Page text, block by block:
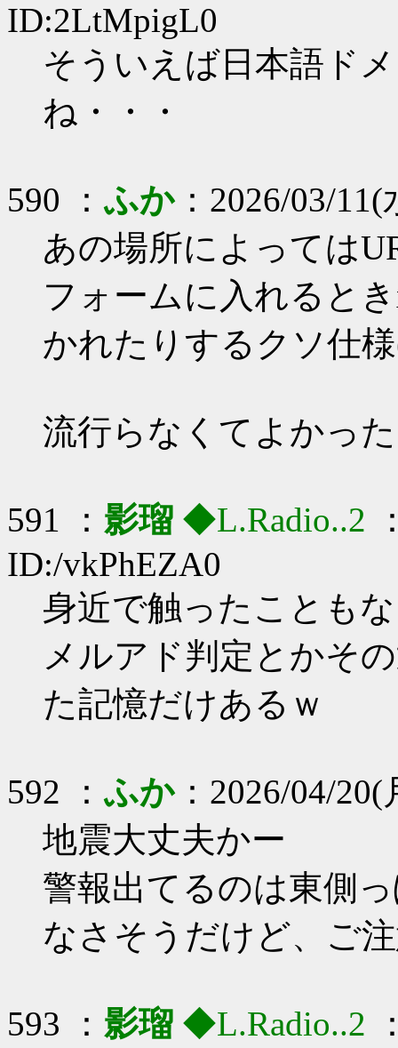
ID:2LtMpigL0
そういえば日本語ド
ね・・・
590 ：ふか：2026/03/11(
あの場所によっては
フォームに入れると
かれたりするクソ仕
流行らなくてよかっ
591 ： 影瑠 ◆L.Radio..2
ID:/vkPhEZA0
身近で触ったことも
メルアド判定とかそ
た記憶だけあるｗ
592 ：ふか：2026/04/20(
地震大丈夫かー
警報出てるのは東側
なさそうだけど、ご
593 ： 影瑠 ◆L.Radio..2